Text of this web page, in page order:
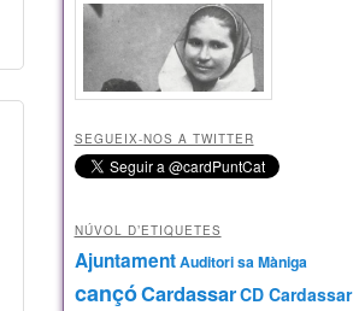
SEGUEIX-NOS A TWITTER
NÚVOL D’ETIQUETES
AjuntamentAuditori sa Màniga
cançóCardassarCD Cardassar